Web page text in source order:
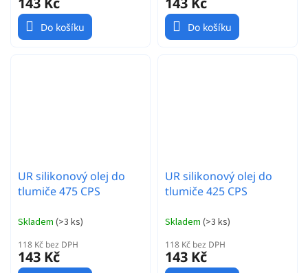
Do košíku Do košíku
UR silikonový olej do
tlumiče 475 CPS
Skladem (>3 ks)
118 Kč bez DPH
143 Kč
UR silikonový olej do
tlumiče 425 CPS
Skladem (>3 ks)
118 Kč bez DPH
143 Kč